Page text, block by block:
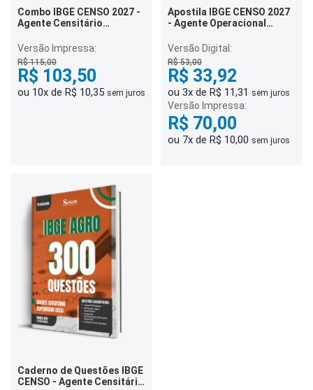
Combo IBGE CENSO 2027 -
Agente Censitário
Versão Impressa:
R$ 115,00
R$ 103,50
ou 10x de R$ 10,35 sem juros
Apostila IBGE CENSO 2027
- Agente Operacional
Versão Digital:
R$ 53,00
R$ 33,92
ou 3x de R$ 11,31 sem juros
Versão Impressa:
R$ 70,00
ou 7x de R$ 10,00 sem juros
Caderno de Questões IBGE
CENSO - Agente Censitário